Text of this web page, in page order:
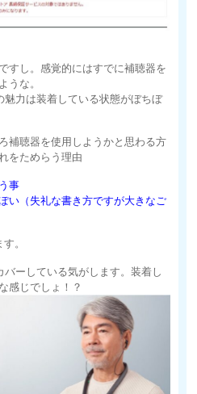
すし。感覚的にはすでに補聴器を
うな。
魅力は装着している状態がぼちぼ
補聴器を使用しようかと思わる方
をためらう理由
事
い（失礼な書き方ですが大きなご
。
ーしている気がします。装着し
感じでしょ！？